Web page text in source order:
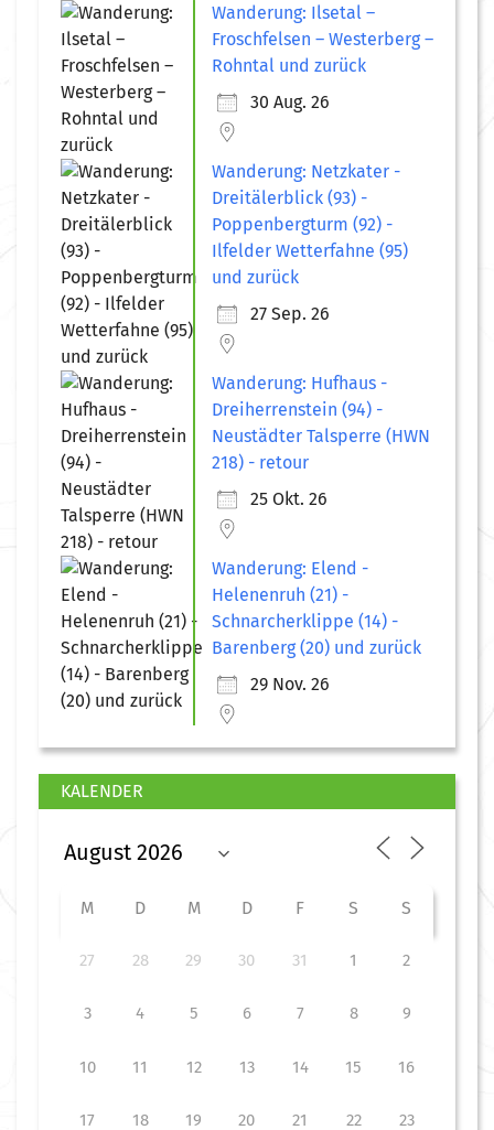
Wanderung: Ilsetal –
Froschfelsen – Westerberg –
Rohntal und zurück
30 Aug. 26
Wanderung: Netzkater -
Dreitälerblick (93) -
Poppenbergturm (92) -
Ilfelder Wetterfahne (95)
und zurück
27 Sep. 26
Wanderung: Hufhaus -
Dreiherrenstein (94) -
Neustädter Talsperre (HWN
218) - retour
25 Okt. 26
Wanderung: Elend -
Helenenruh (21) -
Schnarcherklippe (14) -
Barenberg (20) und zurück
29 Nov. 26
KALENDER
M D M D F S S
27 28 29 30 31 1 2
3 4 5 6 7 8 9
10 11 12 13 14 15 16
17 18 19 20 21 22 23